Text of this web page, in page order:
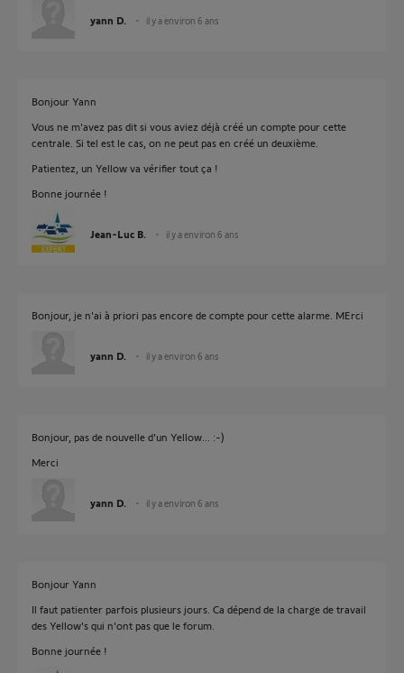
yann D. il y a environ 6 ans
Bonjour Yann
Vous ne m'avez pas dit si vous aviez déjà créé un compte pour cette
centrale. Si tel est le cas, on ne peut pas en créé un deuxième.
Patientez, un Yellow va vérifier tout ça !
Bonne journée !
Jean-Luc B. il y a environ 6 ans
Bonjour, je n'ai à priori pas encore de compte pour cette alarme. MErci
yann D. il y a environ 6 ans
Bonjour, pas de nouvelle d'un Yellow... :-)
Merci
yann D. il y a environ 6 ans
Bonjour Yann
Il faut patienter parfois plusieurs jours. Ca dépend de la charge de travail
des Yellow's qui n'ont pas que le forum.
Bonne journée !